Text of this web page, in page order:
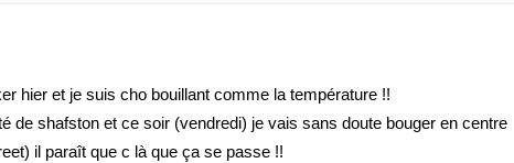
hier et je suis cho bouillant comme la température !!
de shafston et ce soir (vendredi) je vais sans doute bouger en centre
il paraît que c là que ça se passe !!